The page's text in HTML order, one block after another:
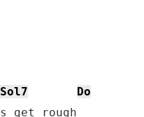
Sol7
Do